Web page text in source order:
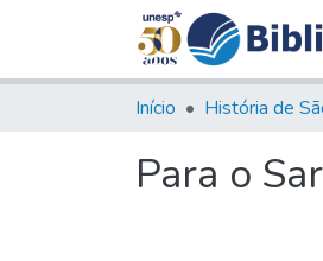
Início História de
Para o